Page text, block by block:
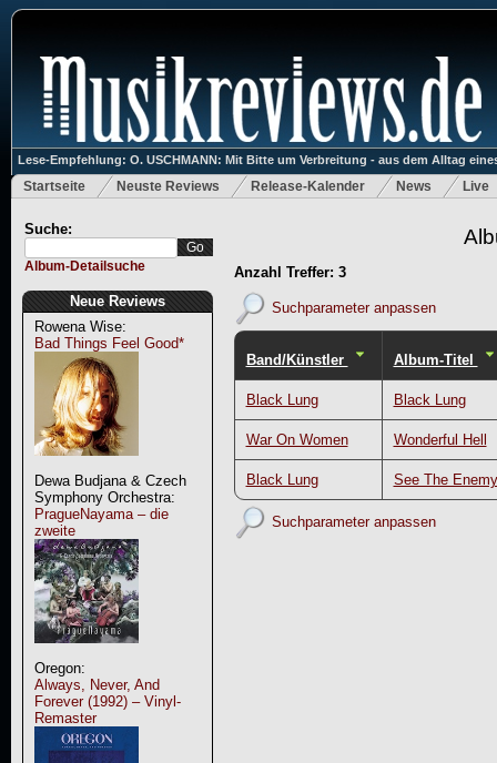
Lese-Empfehlung: O. USCHMANN: Mit Bitte um Verbreitung - aus dem Alltag
Startseite Neuste Reviews Release-Kalender News Live
Suche:
Album-Detailsuche
Neue Reviews
Rowena Wise:
Bad Things Feel Good*
Dewa Budjana & Czech
Symphony Orchestra:
PragueNayama – die
zweite
Oregon:
Always, Never, And
Forever (1992) – Vinyl-
Remaster
Anzahl Treffer: 3
Suchparameter anpassen
Band/Künstler Album-Titel
Black Lung Black Lung
War On Women Wonderful Hell
Black Lung See The Enemy
Suchparameter anpassen